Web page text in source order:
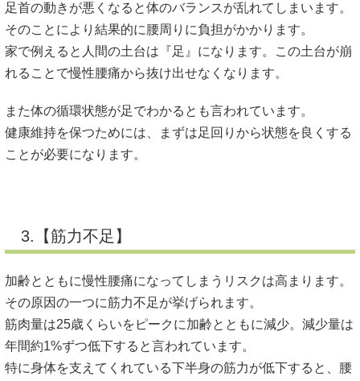
足首の動きが悪くなると体のバランスが乱れてしまいます。
そのことにより結果的に腰周りに負担がかかります。
家で例えると人間の土台は『足』になります。この土台が崩
れることで慢性腰痛から抜け出せなくなります。
また体の循環状態が足でわかるとも言われています。
健康維持を保つためには、まずは足回りから状態を良くする
ことが必要になります。
3.【筋力不足】
加齢とともに慢性腰痛になってしまうリスクは高まります。
その原因の一つに筋力不足が挙げられます。
筋肉量は25歳くらいをピークに加齢とともに減少。減少量は
年間約1%ずつ低下すると言われています。
特に身体を支えてくれている下半身の筋力が低下すると、腰